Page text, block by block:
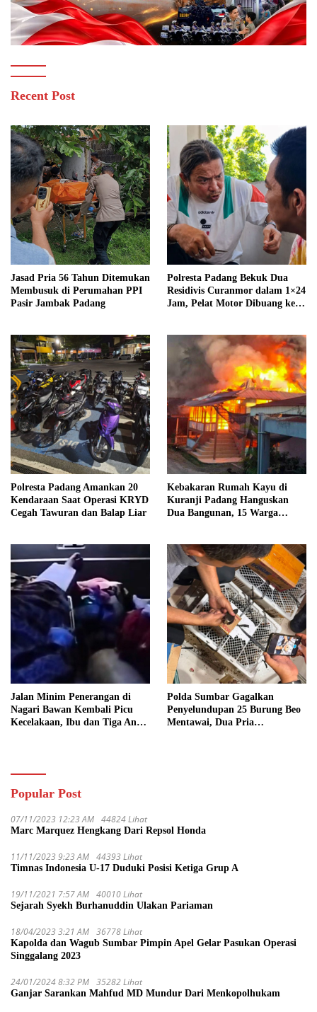
Recent Post
Jasad Pria 56 Tahun Ditemukan
Membusuk di Perumahan PPI
Pasir Jambak Padang
Polresta Padang Bekuk Dua
Residivis Curanmor dalam 1×24
Jam, Pelat Motor Dibuang ke
Polresta Padang Amankan 20
Kendaraan Saat Operasi KRYD
Cegah Tawuran dan Balap Liar
Kebakaran Rumah Kayu di
Kuranji Padang Hanguskan
Dua Bangunan, 15 Warga
Jalan Minim Penerangan di
Nagari Bawan Kembali Picu
Kecelakaan, Ibu dan Tiga Anak
Polda Sumbar Gagalkan
Penyelundupan 25 Burung Beo
Mentawai, Dua Pria
Popular Post
07/11/2023 12:23 AM 44824 Lihat
Marc Marquez Hengkang Dari Repsol Honda
11/11/2023 9:23 AM 44393 Lihat
Timnas Indonesia U-17 Duduki Posisi Ketiga Grup A
19/11/2021 7:57 AM 40010 Lihat
Sejarah Syekh Burhanuddin Ulakan Pariaman
18/04/2023 3:21 AM 36778 Lihat
Kapolda dan Wagub Sumbar Pimpin Apel Gelar Pasukan Operasi
Singgalang 2023
24/01/2024 8:32 PM 35282 Lihat
Ganjar Sarankan Mahfud MD Mundur Dari Menkopolhukam